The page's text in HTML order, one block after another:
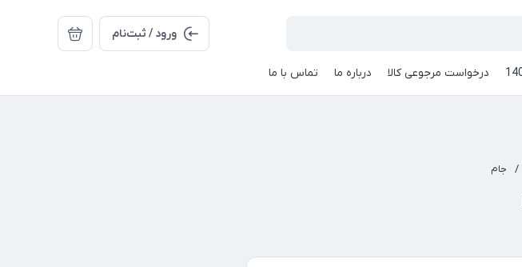
ورود / ثبت‌نام
درخواست مرجوعی کالا درباره ما تماس با ما
/ جام